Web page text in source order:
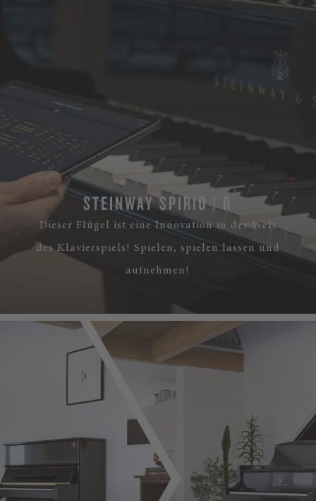
STEINWAY SPIRIO | R
Dieser Flügel ist eine Innovation in der Welt
des Klavierspiels! Spielen, spielen lassen und
aufnehmen!